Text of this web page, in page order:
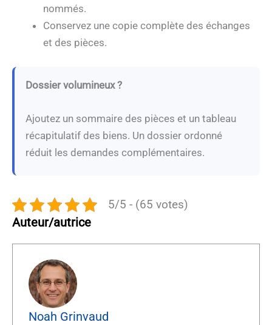
nommés.
Conservez une copie complète des échanges
et des pièces.
Dossier volumineux ?
Ajoutez un sommaire des pièces et un tableau
récapitulatif des biens. Un dossier ordonné
réduit les demandes complémentaires.
5/5 - (65 votes)
Auteur/autrice
Noah Grinvaud